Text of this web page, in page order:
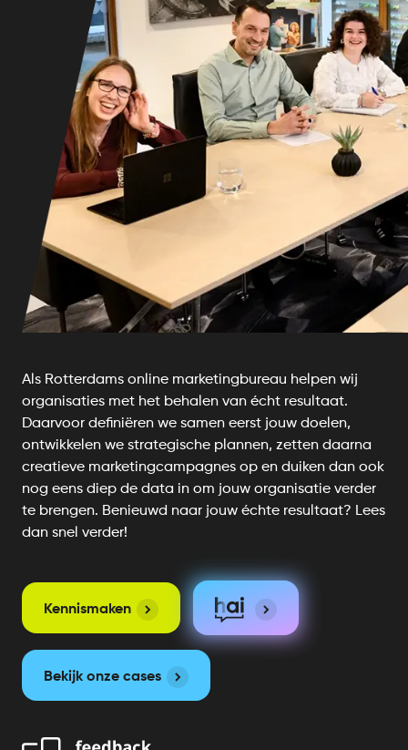
Als Rotterdams online marketingbureau helpen wij
organisaties met het behalen van écht resultaat.
Daarvoor definiëren we samen eerst jouw doelen,
ontwikkelen we strategische plannen, zetten daarna
creatieve marketingcampagnes op en duiken dan ook
nog eens diep de data in om jouw organisatie verder
te brengen. Benieuwd naar jouw échte resultaat? Lees
dan snel verder!
Kennismaken
Bekijk onze cases